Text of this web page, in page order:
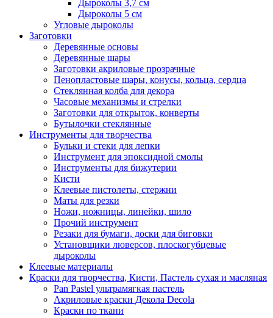
Дыроколы 3,7 см
Дыроколы 5 см
Угловые дыроколы
Заготовки
Деревянные основы
Деревянные шары
Заготовки акриловые прозрачные
Пенопластовые шары, конусы, кольца, сердца
Стеклянная колба для декора
Часовые механизмы и стрелки
Заготовки для открыток, конверты
Бутылочки стеклянные
Инструменты для творчества
Бульки и стеки для лепки
Инструмент для эпоксидной смолы
Инструменты для бижутерии
Кисти
Клеевые пистолеты, стержни
Маты для резки
Ножи, ножницы, линейки, шило
Прочий инструмент
Резаки для бумаги, доски для биговки
Установщики люверсов, плоскогубцевые
дыроколы
Клеевые материалы
Краски для творчества, Кисти, Пастель сухая и масляная
Pan Pastel ультрамягкая пастель
Акриловые краски Декола Decola
Краски по ткани